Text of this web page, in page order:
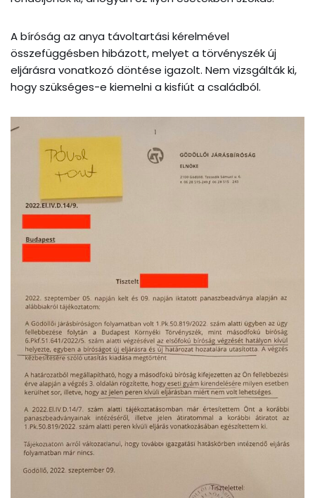
A bíróság az anya távoltartási kérelmével
összefüggésben hibázott, melyet a törvényszék új
eljárásra vonatkozó döntése igazolt. Nem vizsgálták ki,
hogy szükséges-e kiemelni a kisfiút a családból.